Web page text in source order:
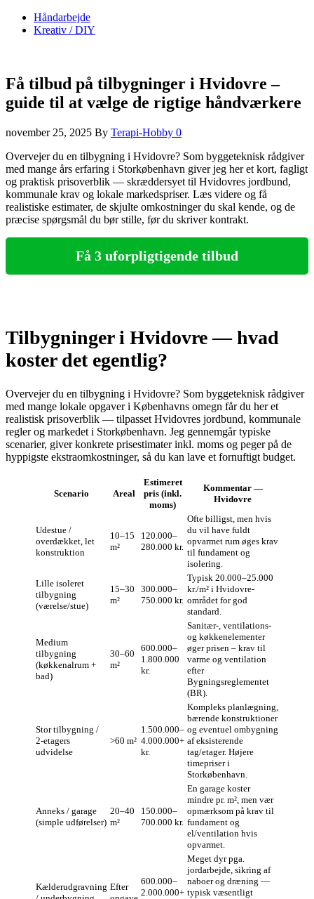
Håndarbejde
Kreativ / DIY
Få tilbud på tilbygninger i Hvidovre –
guide til at vælge de rigtige håndværkere
november 25, 2025 By Terapi-Hobby 0
Overvejer du en tilbygning i Hvidovre? Som byggeteknisk rådgiver
med mange års erfaring i Storkøbenhavn giver jeg her et kort, fagligt
og praktisk prisoverblik — skræddersyet til Hvidovres jordbund,
kommunale krav og lokale markedspriser. Læs videre og få
realistiske estimater, de skjulte omkostninger du skal kende, og de
præcise spørgsmål du bør stille, før du skriver kontrakt.
Få 3 uforpligtigende tilbud
Tilbygninger i Hvidovre — hvad
koster det egentlig?
Overvejer du en tilbygning i Hvidovre? Som byggeteknisk rådgiver
med mange lokale opgaver i Københavns omegn får du her et
realistisk prisoverblik — tilpasset Hvidovres jordbund, kommunale
regler og markedet i Storkøbenhavn. Jeg gennemgår typiske
scenarier, giver konkrete prisestimater inkl. moms og peger på de
hyppigste ekstraomkostninger, så du kan lave et fornuftigt budget.
Scenario Areal
Estimeret
pris (inkl.
moms)
Kommentar —
Hvidovre
Udestue /
overdækket, let
konstruktion
10–15
m²
120.000–
280.000 kr.
Ofte billigst, men hvis
du vil have fuldt
opvarmet rum øges krav
til fundament og
isolering.
Lille isoleret
tilbygning
(værelse/stue)
15–30
m²
300.000–
750.000 kr.
Typisk 20.000–25.000
kr./m² i Hvidovre-
området for god
standard.
Medium
tilbygning
(køkkenalrum +
bad)
30–60
m²
600.000–
1.800.000
kr.
Sanitær-, ventilations-
og køkkenelementer
øger prisen – krav til
varme og ventilation
efter
Bygningsreglementet
(BR).
Stor tilbygning /
2-etagers
udvidelse
>60 m²
1.500.000–
4.000.000+
kr.
Kompleks planlægning,
bærende konstruktioner
og eventuel ombygning
af eksisterende
tag/etager. Højere
timepriser i
Storkøbenhavn.
Anneks / garage
(simple udførelser)
20–40
m²
150.000–
700.000 kr.
En garage koster
mindre pr. m², men vær
opmærksom på krav til
fundament og
el/ventilation hvis
opvarmet.
Kælderudgravning Efter
600.000–
2.000.000+
Meget dyr pga.
jordarbejde, sikring af
naboer og dræning —
typisk væsentligt